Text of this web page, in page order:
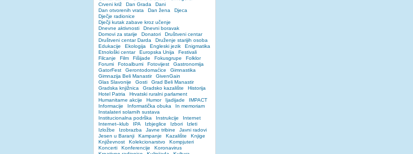
Crveni križ
Dan Grada
Dani
Dan otvorenih vrata
Dan žena
Djeca
Dječje radionice
Dječji kutak zabave kroz učenje
Dnevne aktivnosti
Dnevni boravak
Domovi za starije
Donatori
Društveni centar
Društveni centar Darda
Druženje starijih osoba
Edukacije
Ekologija Engleski jezik
Enigmatika
Etnološki centar
Europska Unija
Festivali
Filcanje
Film Fišijade Fokusgrupe
Folklor
Forumi
Fotoalbumi Fotovijest
Gastronomija
GatorFest
Gerontodomaćice
Gimnastika
Gimnazija Beli Manastir
GivenGain
Glas Slavonije
Gosti
Grad Beli Manastir
Gradska knjižnica
Gradsko kazalište
Historija
Hotel Patria
Hrvatski ruralni parlament
Humanitarne akcije
Humor Ijadijade
IMPACT
Informacije
Informatička obuka
In memoriam
Instalateri solarnih sustava
Institucionalna podrška
Instrukcije
Internet
Internet–klub
IPA Izbjeglice Izbori
Izleti
Izložbe
Izobrazba Javne tribine
Javni radovi
Jesen u Baranji
Kampanje Kazalište
Knjige
Književnost
Kolekcionarstvo
Kompjuteri
Koncerti
Konferencije
Koronavirus